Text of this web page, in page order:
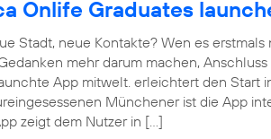
Onlife Graduates
Stadt, neue Kontakte? Wen es
mehr darum machen,
App mitwelt. erleichtert den Start
Münchener ist die App
zeigt dem Nutzer in […]